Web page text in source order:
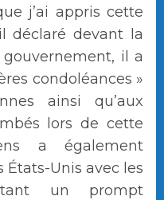
j’ai appris cette
déclaré devant la
il a
condoléances »
ainsi qu’aux
lors de cette
a également
Unis avec les
un prompt